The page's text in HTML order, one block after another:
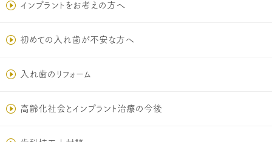
インプラントをお考えの方へ
初めての入れ歯が不安な方へ
入れ歯のリフォーム
高齢化社会とインプラント治療の今後